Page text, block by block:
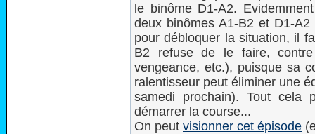
le binôme D1-A2.
deux binômes A1-B2 et D1-
pour débloquer la situation, il
B2 refuse de le faire, contre
vengeance, etc.), puisque sa
ralentisseur peut éliminer une
samedi prochain). Tout cela
démarrer la course...
On peut visionner cet épisode